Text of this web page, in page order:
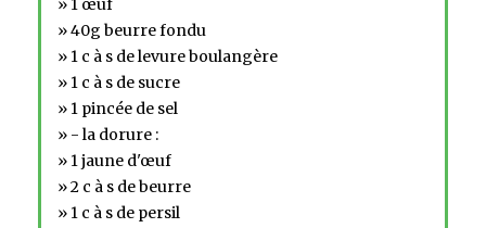
» 1 œuf
» 40g beurre fondu
» 1 c à s de levure boulangère
» 1 c à s de sucre
» 1 pincée de sel
» - la dorure :
» 1 jaune d'œuf
» 2 c à s de beurre
» 1 c à s de persil